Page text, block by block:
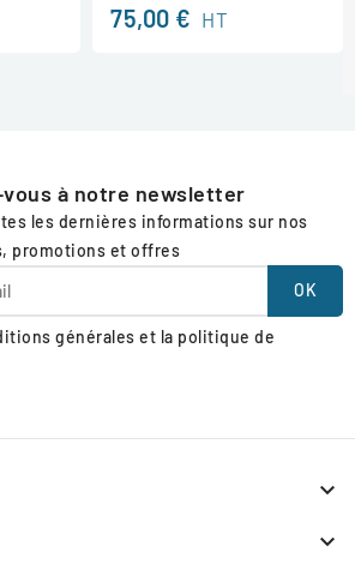
75,00 € HT
à notre newsletter
les dernières informations sur nos
promotions et offres
générales et la politique de

